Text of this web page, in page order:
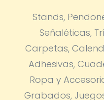
Stands,
Señaléticas,
Carpetas,
Adhesivas,
Ropa y
Grabados,